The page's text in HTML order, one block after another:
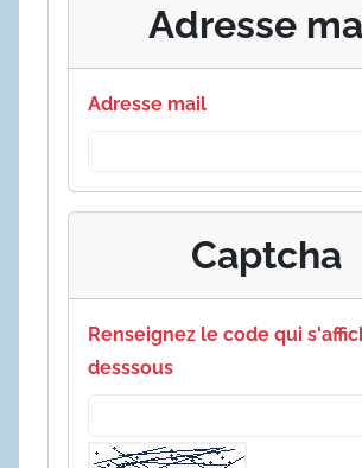
Adresse
Adresse mail
Captcha
Renseignez le code qui
desssous